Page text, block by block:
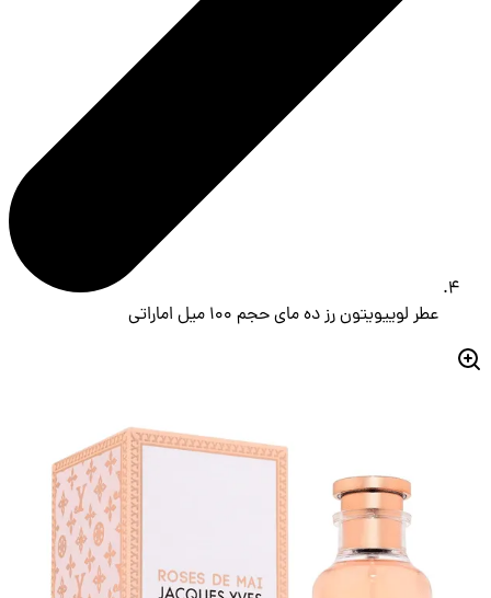
عطر لوییویتون رز ده مای حجم 100 میل اماراتی